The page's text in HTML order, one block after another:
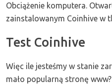
Obciążenie komputera.
zainstalowanym Coinhive w
Test Coinhive
Więc ile jesteśmy w stanie
mało popularną stronę